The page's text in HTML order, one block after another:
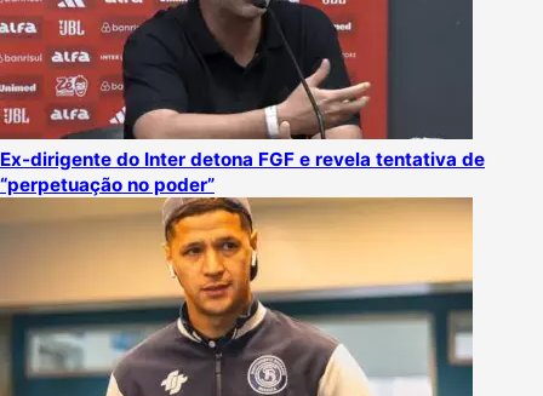
Ex-dirigente do Inter detona FGF e revela tentativa de
“perpetuação no poder”